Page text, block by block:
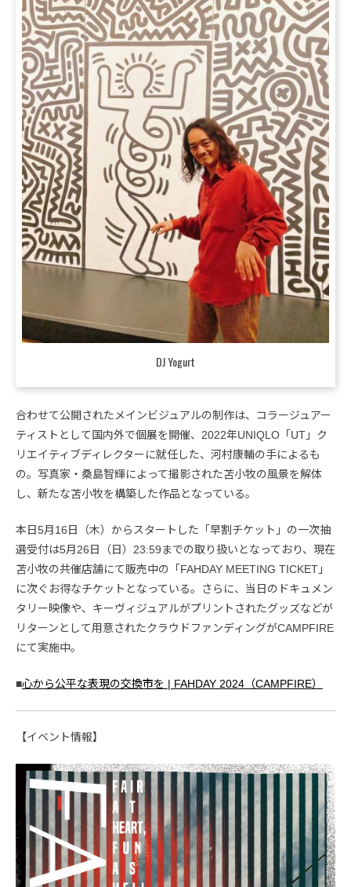
DJ Yogurt
合わせて公開されたメインビジュアルの制作は、コラージュアー
ティストとして国内外で個展を開催、2022年UNIQLO「UT」ク
リエイティブディレクターに就任した、河村康輔の手によるも
の。写真家・桑島智輝によって撮影された苫小牧の風景を解体
し、新たな苫小牧を構築した作品となっている。
本日5月16日（木）からスタートした「早割チケット」の一次抽
選受付は5月26日（日）23:59までの取り扱いとなっており、現在
苫小牧の共催店舗にて販売中の「FAHDAY MEETING TICKET」
に次ぐお得なチケットとなっている。さらに、当日のドキュメン
タリー映像や、キーヴィジュアルがプリントされたグッズなどが
リターンとして用意されたクラウドファンディングがCAMPFIRE
にて実施中。
■心から公平な表現の交換市を | FAHDAY 2024（CAMPFIRE）
【イベント情報】